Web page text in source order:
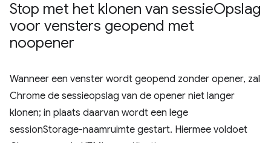
Stop met het klonen van sessieOpslag
voor vensters geopend met
noopener
Wanneer een venster wordt geopend zonder opener, zal
Chrome de sessieopslag van de opener niet langer
klonen; in plaats daarvan wordt een lege
sessionStorage-naamruimte gestart. Hiermee voldoet